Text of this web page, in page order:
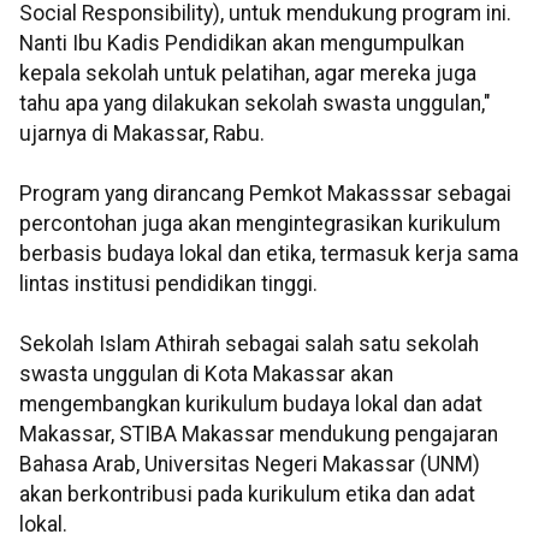
Social Responsibility), untuk mendukung program ini.
Nanti Ibu Kadis Pendidikan akan mengumpulkan
kepala sekolah untuk pelatihan, agar mereka juga
tahu apa yang dilakukan sekolah swasta unggulan,"
ujarnya di Makassar, Rabu.
Program yang dirancang Pemkot Makasssar sebagai
percontohan juga akan mengintegrasikan kurikulum
berbasis budaya lokal dan etika, termasuk kerja sama
lintas institusi pendidikan tinggi.
Sekolah Islam Athirah sebagai salah satu sekolah
swasta unggulan di Kota Makassar akan
mengembangkan kurikulum budaya lokal dan adat
Makassar, STIBA Makassar mendukung pengajaran
Bahasa Arab, Universitas Negeri Makassar (UNM)
akan berkontribusi pada kurikulum etika dan adat
lokal.